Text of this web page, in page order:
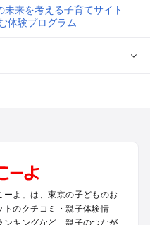
ルお出かけ
が丘のプールお出かけ
神井のプールお出かけ
のプールお出かけ
よ」は、東京の子どものお
のクチコミ・親子体験情